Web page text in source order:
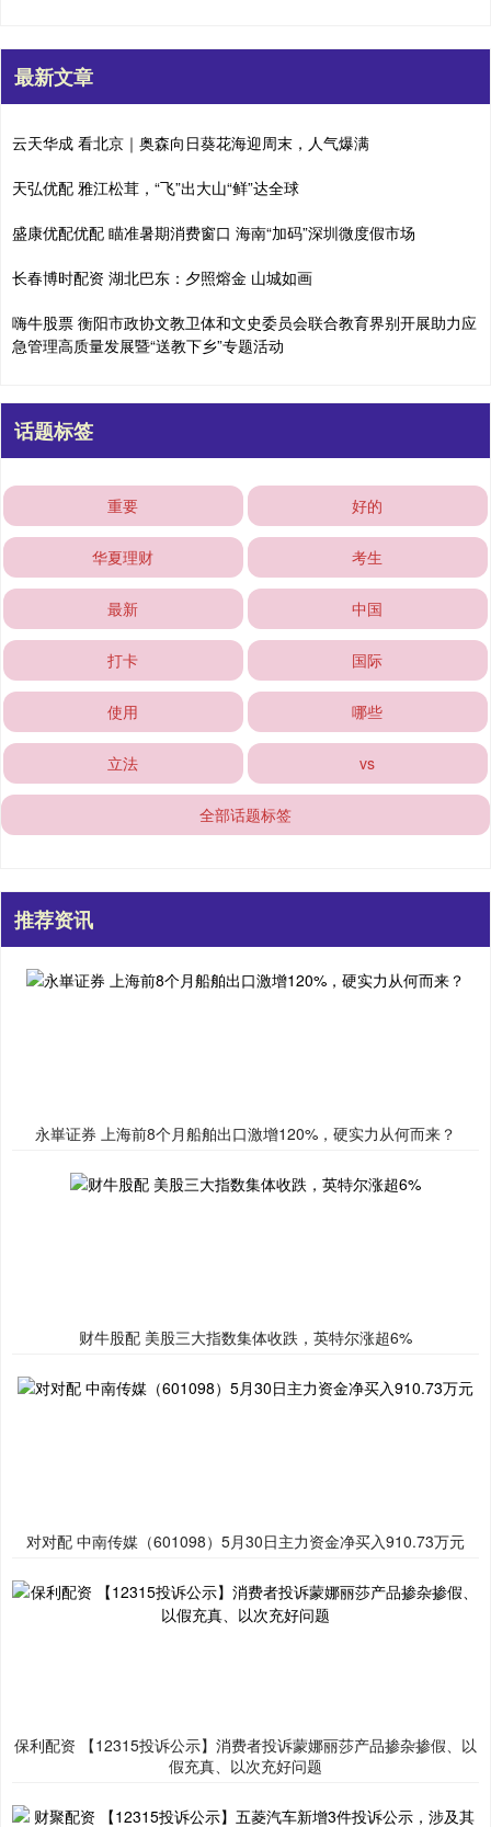
最新文章
云天华成 看北京｜奥森向日葵花海迎周末，人气爆满
天弘优配 雅江松茸，“飞”出大山“鲜”达全球
盛康优配优配 瞄准暑期消费窗口 海南“加码”深圳微度假市场
长春博时配资 湖北巴东：夕照熔金 山城如画
嗨牛股票 衡阳市政协文教卫体和文史委员会联合教育界别开展助力应
急管理高质量发展暨“送教下乡”专题活动
话题标签
重要 好的
华夏理财 考生
最新 中国
打卡 国际
使用 哪些
立法 vs
全部话题标签
推荐资讯
永崋证券 上海前8个月船舶出口激增120%，硬实力从何而来？
财牛股配 美股三大指数集体收跌，英特尔涨超6%
对对配 中南传媒（601098）5月30日主力资金净买入910.73万元
保利配资 【12315投诉公示】消费者投诉蒙娜丽莎产品掺杂掺假、以
假充真、以次充好问题